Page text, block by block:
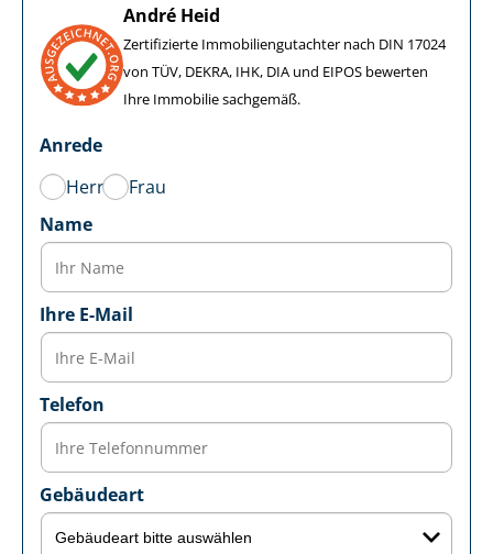
André Heid
Zertifizierte Im­mo­bi­li­en­gut­ach­ter nach DIN 17024
von TÜV, DEKRA, IHK, DIA und EIPOS bewerten
Ihre Immobilie sachgemäß.
Anrede
Herr
Frau
Name
Ihre E-Mail
Telefon
Gebäudeart